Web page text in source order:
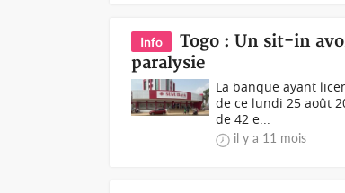
Info
Togo : Un sit-in
paralysie
La banque ayant
de ce lundi 25 août
de 42 e...
il y a 11 mois